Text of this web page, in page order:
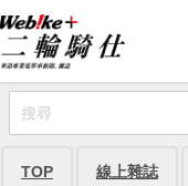
TOP 線上雜誌